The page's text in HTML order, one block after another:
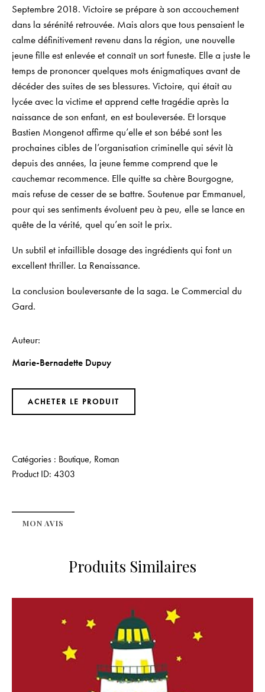
Septembre 2018. Victoire se prépare à son accouchement
dans la sérénité retrouvée. Mais alors que tous pensaient le
calme définitivement revenu dans la région, une nouvelle
jeune fille est enlevée et connaît un sort funeste. Elle a juste le
temps de prononcer quelques mots énigmatiques avant de
décéder des suites de ses blessures. Victoire, qui était au
lycée avec la victime et apprend cette tragédie après la
naissance de son enfant, en est bouleversée. Et lorsque
Bastien Mongenot affirme qu’elle et son bébé sont les
prochaines cibles de l’organisation criminelle qui sévit là
depuis des années, la jeune femme comprend que le
cauchemar recommence. Elle quitte sa chère Bourgogne,
mais refuse de cesser de se battre. Soutenue par Emmanuel,
pour qui ses sentiments évoluent peu à peu, elle se lance en
quête de la vérité, quel qu’en soit le prix.
Un subtil et infaillible dosage des ingrédients qui font un
excellent thriller. La Renaissance.
La conclusion bouleversante de la saga. Le Commercial du
Gard.
Auteur
Marie-Bernadette Dupuy
ACHETER LE PRODUIT
Catégories : Boutique, Roman
Product ID: 4303
MON AVIS
Produits Similaires